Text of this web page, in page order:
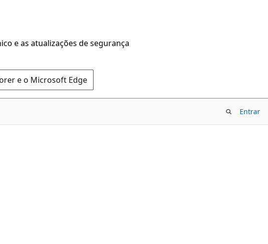
e as atualizações de segurança
e o Microsoft Edge
Entrar